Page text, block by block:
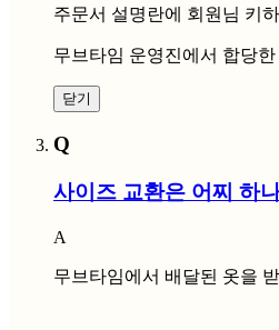
주문서 설명란에 회원님 키
무브타임 운영진에서 합당
닫기
Q
사이즈 교환은 어찌 하
A
무브타임에서 배달된 옷을